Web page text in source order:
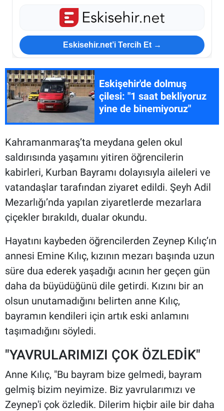
Eskisehir.net’i Tercih Et →
Eskişehir'de dolmuş
çilesi: "1 saat bekliyoruz
yine de binemiyoruz"
Kahramanmaraş’ta meydana gelen okul
saldırısında yaşamını yitiren öğrencilerin
kabirleri, Kurban Bayramı dolayısıyla aileleri ve
vatandaşlar tarafından ziyaret edildi. Şeyh Adil
Mezarlığı’nda yapılan ziyaretlerde mezarlara
çiçekler bırakıldı, dualar okundu.
Hayatını kaybeden öğrencilerden Zeynep Kılıç’ın
annesi Emine Kılıç, kızının mezarı başında uzun
süre dua ederek yaşadığı acının her geçen gün
daha da büyüdüğünü dile getirdi. Kızını bir an
olsun unutamadığını belirten anne Kılıç,
bayramın kendileri için artık eski anlamını
taşımadığını söyledi.
"YAVRULARIMIZI ÇOK ÖZLEDİK"
Anne Kılıç, "Bu bayram bize gelmedi, bayram
gelmiş bizim neyimize. Biz yavrularımızı ve
Zeynep'i çok özledik. Dilerim hiçbir aile bir daha